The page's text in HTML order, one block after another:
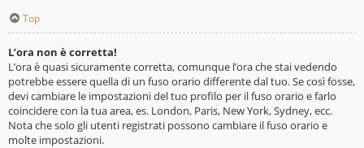
Top
L’ora non è corretta!
L’ora è quasi sicuramente corretta, comunque l’ora che stai vedendo
potrebbe essere quella di un fuso orario differente dal tuo. Se così fosse,
devi cambiare le impostazioni del tuo profilo per il fuso orario e farlo
coincidere con la tua area, es. London, Paris, New York, Sydney, ecc.
Nota che solo gli utenti registrati possono cambiare il fuso orario e
molte impostazioni.